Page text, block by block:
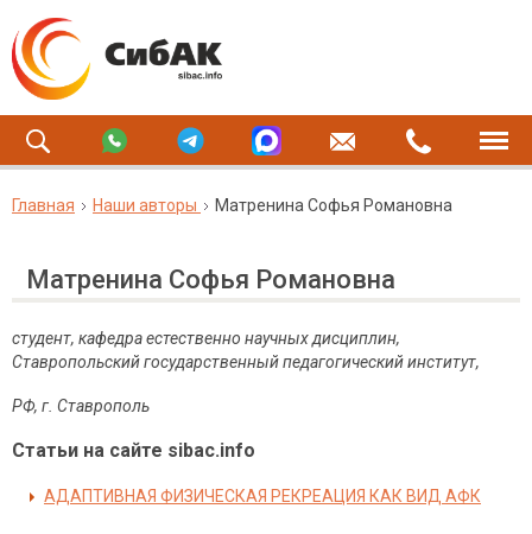
Главная Наши авторы Матренина Софья Романовна
Матренина Софья Романовна
студент, кафедра естественно научных дисциплин,
Ставропольский государственный педагогический институт,
РФ, г. Ставрополь
Статьи на сайте sibac.info
АДАПТИВНАЯ ФИЗИЧЕСКАЯ РЕКРЕАЦИЯ КАК ВИД АФК